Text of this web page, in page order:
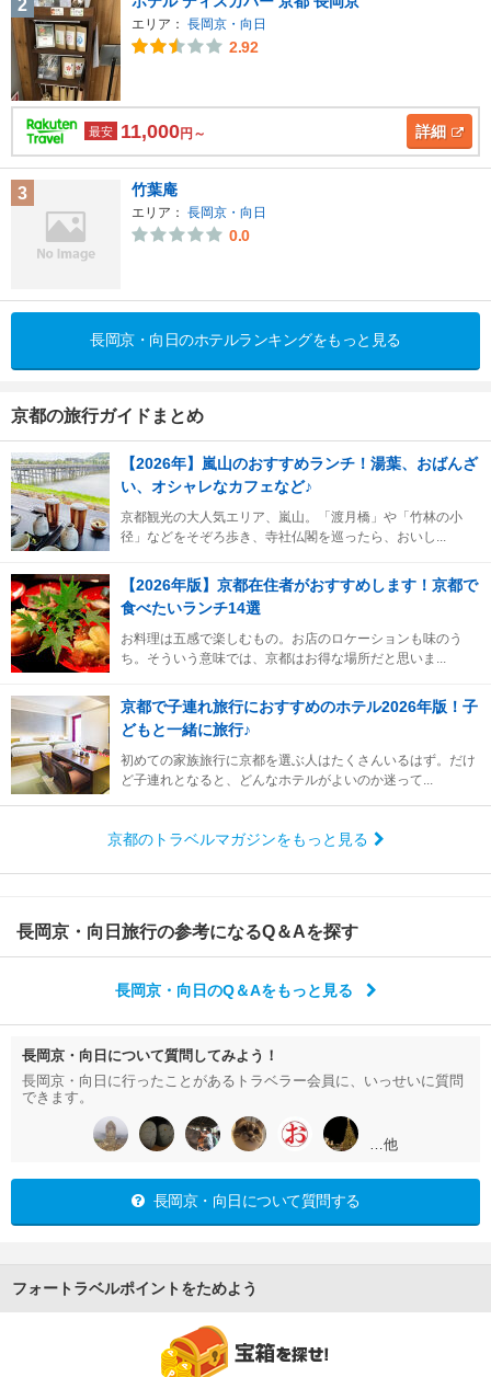
2
エリア： 長岡京・向日
2.92
最安 11,000円～ 詳細
3 竹葉庵
エリア： 長岡京・向日
0.0
長岡京・向日のホテルランキングをもっと見る
京都の旅行ガイドまとめ
【2026年】嵐山のおすすめランチ！湯葉、おばんざ
い、オシャレなカフェなど♪
京都観光の大人気エリア、嵐山。「渡月橋」や「竹林の小
径」などをそぞろ歩き、寺社仏閣を巡ったら、おいし...
【2026年版】京都在住者がおすすめします！京都で
食べたいランチ14選
お料理は五感で楽しむもの。お店のロケーションも味のう
ち。そういう意味では、京都はお得な場所だと思いま...
京都で子連れ旅行におすすめのホテル2026年版！子
どもと一緒に旅行♪
初めての家族旅行に京都を選ぶ人はたくさんいるはず。だけ
ど子連れとなると、どんなホテルがよいのか迷って...
京都のトラベルマガジンをもっと見る
長岡京・向日旅行の参考になるQ＆Aを探す
長岡京・向日のQ＆Aをもっと見る
長岡京・向日について質問してみよう！
長岡京・向日に行ったことがあるトラベラー会員に、いっせいに質問
できます。
…他
長岡京・向日について質問する
フォートラベルポイントをためよう